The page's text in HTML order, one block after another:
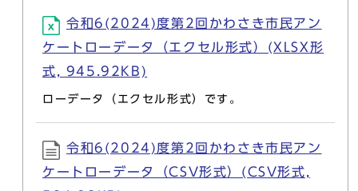
令和6(2024)度第2回かわさき市民アン
ケートローデータ（エクセル形式）(XLSX形
式, 945.92KB)
ローデータ（エクセル形式）です。
令和6(2024)度第2回かわさき市民アン
ケートローデータ（CSV形式）(CSV形式,